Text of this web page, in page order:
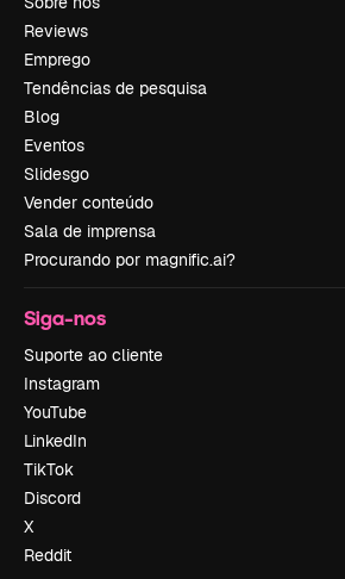
Reviews
Emprego
Tendências de pesquisa
Blog
Eventos
Slidesgo
Vender conteúdo
Sala de imprensa
Procurando por magnific.ai?
Siga-nos
Suporte ao cliente
Instagram
YouTube
LinkedIn
TikTok
Discord
X
Reddit